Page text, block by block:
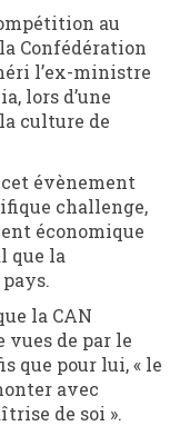
au
Confédération
l’ex-ministre
lors d’une
culture de
cet évènement
challenge,
économique
que la
la CAN
de par le
que pour lui, « le
avec
de soi ».